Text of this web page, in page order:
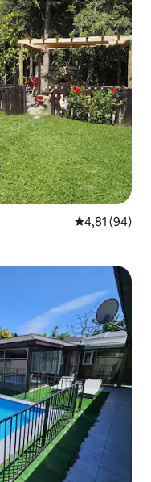
Évaluation
4,81 (94)